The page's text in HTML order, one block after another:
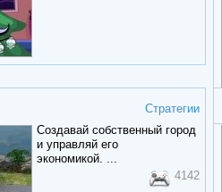
Стратегии
Создавай собственный город
и управляй его
экономикой. ...
4142